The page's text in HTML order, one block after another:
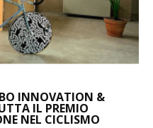
INNOVATION &
IL PREMIO
NEL CICLISMO